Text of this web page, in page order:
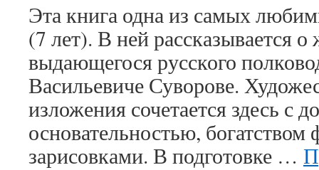
Эта книга одна из самых
(7 лет). В ней рассказывается
выдающегося русского
Васильевиче Суворове.
изложения сочетается здесь с
основательностью,
зарисовками. В подготовке …